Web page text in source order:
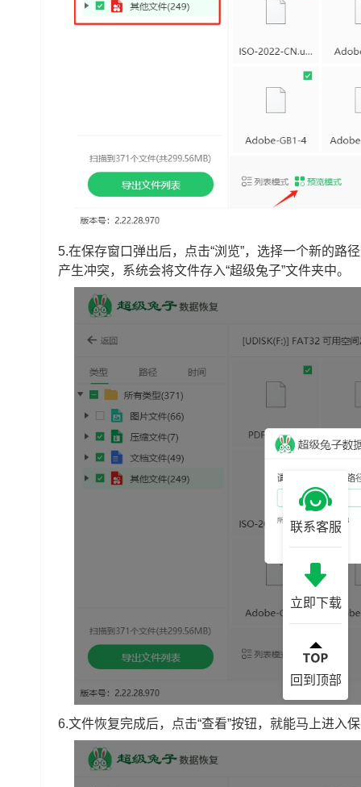
5.在保存窗口弹出后，点击“浏览”，选择一个新的路
产生冲突，系统会将文件存入“超级兔子”文件夹中。
6.文件恢复完成后，点击“查看”按钮，就能马上进入
联系客服
立即下载
回到顶部